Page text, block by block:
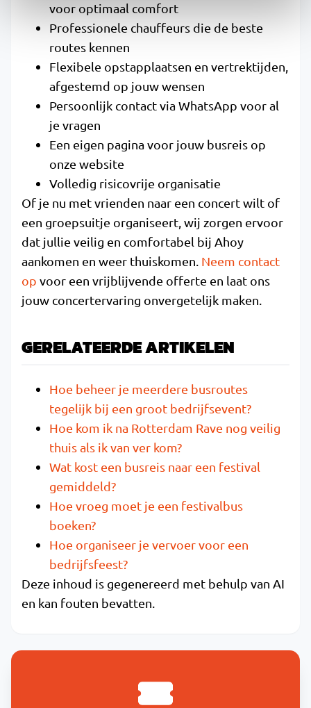
voor optimaal comfort
Professionele chauffeurs die de beste
routes kennen
Flexibele opstapplaatsen en vertrektijden,
afgestemd op jouw wensen
Persoonlijk contact via WhatsApp voor al
je vragen
Een eigen pagina voor jouw busreis op
onze website
Volledig risicovrije organisatie
Of je nu met vrienden naar een concert wilt of
een groepsuitje organiseert, wij zorgen ervoor
dat jullie veilig en comfortabel bij Ahoy
aankomen en weer thuiskomen. Neem contact
op voor een vrijblijvende offerte en laat ons
jouw concertervaring onvergetelijk maken.
GERELATEERDE ARTIKELEN
Hoe beheer je meerdere busroutes
tegelijk bij een groot bedrijfsevent?
Hoe kom ik na Rotterdam Rave nog veilig
thuis als ik van ver kom?
Wat kost een busreis naar een festival
gemiddeld?
Hoe vroeg moet je een festivalbus
boeken?
Hoe organiseer je vervoer voor een
bedrijfsfeest?
Deze inhoud is gegenereerd met behulp van AI
en kan fouten bevatten.